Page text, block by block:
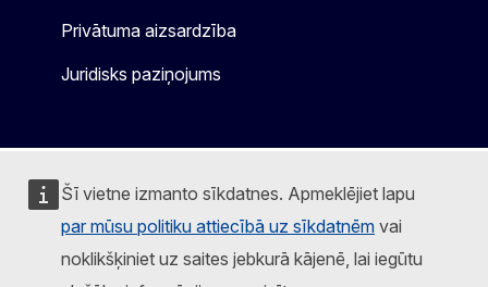
Šī vietne izmanto sīkdatnes. Apmeklējiet lapu
par mūsu politiku attiecībā uz sīkdatnēm vai
noklikšķiniet uz saites jebkurā kājenē, lai iegūtu
Privātuma aizsardzība
Juridisks paziņojums